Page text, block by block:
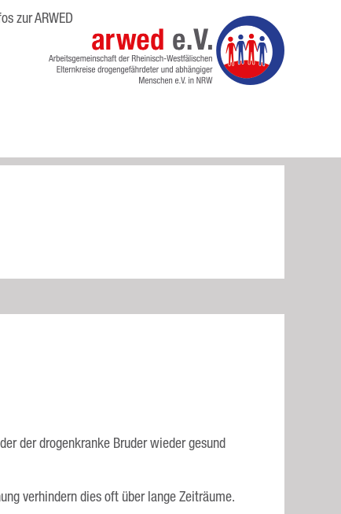
zur ARWED
der drogenkranke Bruder wieder gesund
verhindern dies oft über lange Zeiträume.